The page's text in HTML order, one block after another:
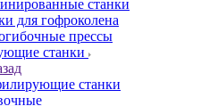
станки
для гофроколена
прессы
станки
станки